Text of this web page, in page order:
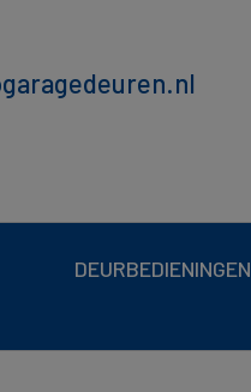
DEURBEDIENINGEN